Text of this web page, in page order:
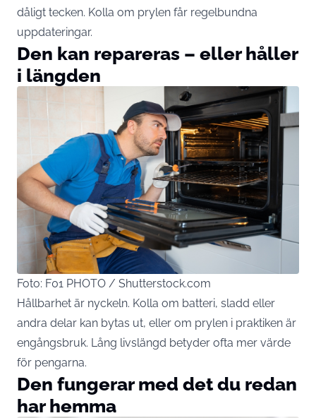
dåligt tecken. Kolla om prylen får regelbundna
uppdateringar.
Den kan repareras – eller håller
i längden
Foto: F01 PHOTO / Shutterstock.com
Hållbarhet är nyckeln. Kolla om batteri, sladd eller
andra delar kan bytas ut, eller om prylen i praktiken är
engångsbruk. Lång livslängd betyder ofta mer värde
för pengarna.
Den fungerar med det du redan
har hemma